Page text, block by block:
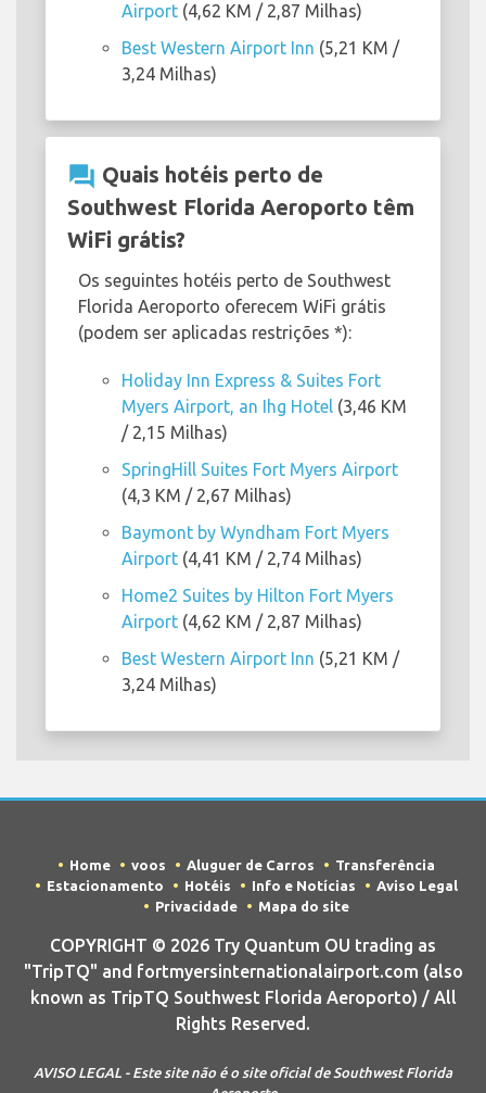
Airport (4,62 KM / 2,87 Milhas)
Best Western Airport Inn (5,21 KM /
3,24 Milhas)
question_answer Quais hotéis perto de
Southwest Florida Aeroporto têm
WiFi grátis?
Os seguintes hotéis perto de Southwest
Florida Aeroporto oferecem WiFi grátis
(podem ser aplicadas restrições *):
Holiday Inn Express & Suites Fort
Myers Airport, an Ihg Hotel (3,46 KM
/ 2,15 Milhas)
SpringHill Suites Fort Myers Airport
(4,3 KM / 2,67 Milhas)
Baymont by Wyndham Fort Myers
Airport (4,41 KM / 2,74 Milhas)
Home2 Suites by Hilton Fort Myers
Airport (4,62 KM / 2,87 Milhas)
Best Western Airport Inn (5,21 KM /
3,24 Milhas)
Home voos Aluguer de Carros
Transferência
Estacionamento
Hotéis Info e Notícias
Aviso Legal
Privacidade
Mapa do site
COPYRIGHT © 2026 Try Quantum OU trading as
"TripTQ" and fortmyersinternationalairport.com (also
known as TripTQ Southwest Florida Aeroporto) / All
Rights Reserved.
AVISO LEGAL - Este site não é o site oficial de Southwest Florida